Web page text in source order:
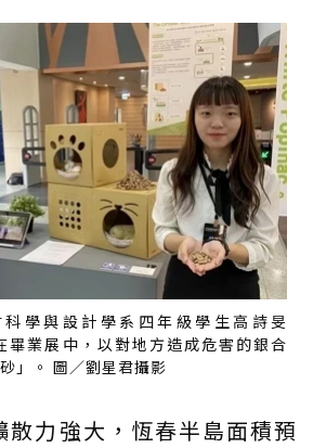
學與設計學系四年級學生高詩旻
畢業展中，以對地方造成危害的銀合
」。 圖／劉星君攝影
散力強大，恆春半島面積預